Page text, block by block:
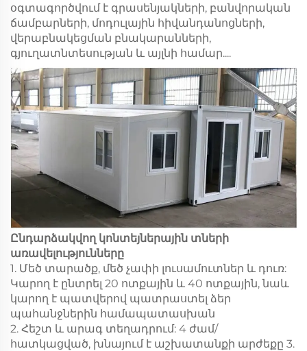
օգտագործվում է գրասենյակների, բանվորական
ճամբարների, մոդուլային հիվանդանոցների,
վերաբնակեցման բնակարանների,
գյուղատնտեսության և այլնի համար....
Ընդարձակվող կոնտեյներային տների
առավելությունները
1. Մեծ տարածք, մեծ չափի լուսամուտներ և դուռ:
Կարող է ընտրել 20 ոտքային և 40 ոտքային, նաև
կարող է պատվերով պատրաստել ձեր
պահանջներին համապատասխան
2. Հեշտ և արագ տեղադրում: 4 ժամ/
հատկացված, խնայում է աշխատանքի արժեքը 3.